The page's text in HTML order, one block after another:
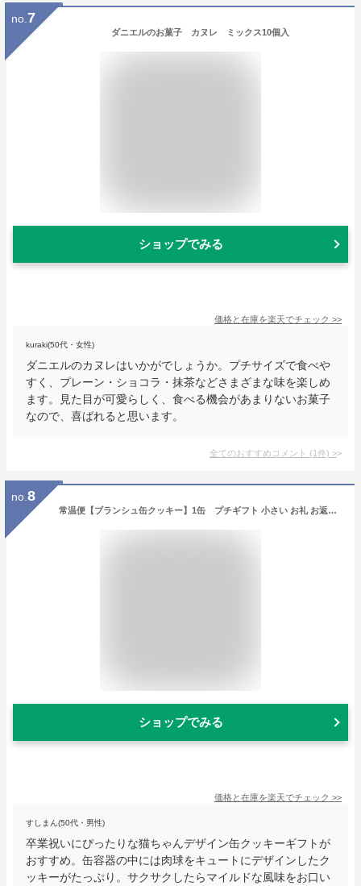
no. 7
ダニエルのお菓子 カヌレ ミックス10個入
ショップでみる
価格と在庫を楽天でチェック >>
kuraki(50代・女性)
ダニエルのカヌレはいかがでしょうか。プチサイズで食べや
すく、プレーン・ショコラ・抹茶などさまざまな味を楽しめ
ます。見た目が可愛らしく、食べる機会があまりないお菓子
なので、喜ばれると思います。
全てのおすすめコメント (1件) >
no. 8
常温便【ブランシュ缶クッキー】1缶 プチギフト 小さい お礼 お返し 職場 お配り 会社 犬 猫 肉球 お菓子 プレゼント お菓子のミカタ 缶クッキー
ショップでみる
価格と在庫を楽天でチェック >>
すしまん(50代・男性)
卒業祝いにぴったりな猫ちゃんデザイン缶クッキーギフトが
おすすめ。缶容器の中には肉球をキュートにデザインしたク
ッキーがたっぷり。サクサクしたらマイルドな風味をお口い